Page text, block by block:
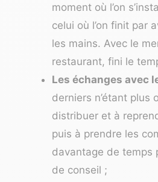
moment où l’on
celui où l’on finit par
les mains. Avec le
restaurant, fini le
Les échanges avec
derniers n’étant plus
distribuer et à
puis à prendre les
davantage de temps
de conseil ;